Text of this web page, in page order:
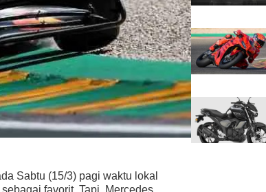
Sabtu (15/3) pagi waktu lokal
favorit. Tapi, Mercedes